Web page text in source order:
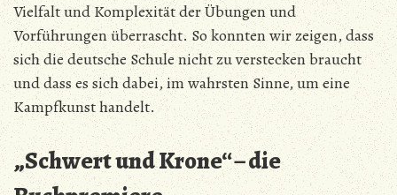
Vielfalt und Komplexität der Übungen und
Vorführungen überrascht. So konnten wir zeigen, dass
sich die deutsche Schule nicht zu verstecken braucht
und dass es sich dabei, im wahrsten Sinne, um eine
Kampfkunst handelt.
„Schwert und Krone“ – die